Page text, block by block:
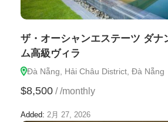
ザ・オーシャンエステーツ ダナ
ム高級ヴィラ
Đà Nẵng, Hải Châu District, Đà Nẵng
$8,500 / /monthly
Added: 2月 27, 2026